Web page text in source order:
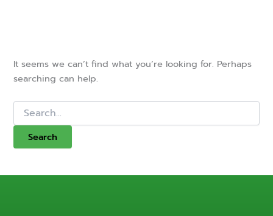
It seems we can’t find what you’re looking for. Perhaps
searching can help.